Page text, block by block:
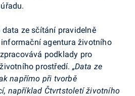
data ze sčítání pravidelně
agentura životního
podklady pro
prostředí. „Data ze
napřímo při tvorbě
například Čtvrtstoletí životního